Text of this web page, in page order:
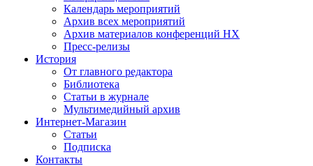
Календарь мероприятий
Архив всех мероприятий
Архив материалов конференций НХ
Пресс-релизы
История
От главного редактора
Библиотека
Статьи в журнале
Мультимедийный архив
Интернет-Магазин
Статьи
Подписка
Контакты